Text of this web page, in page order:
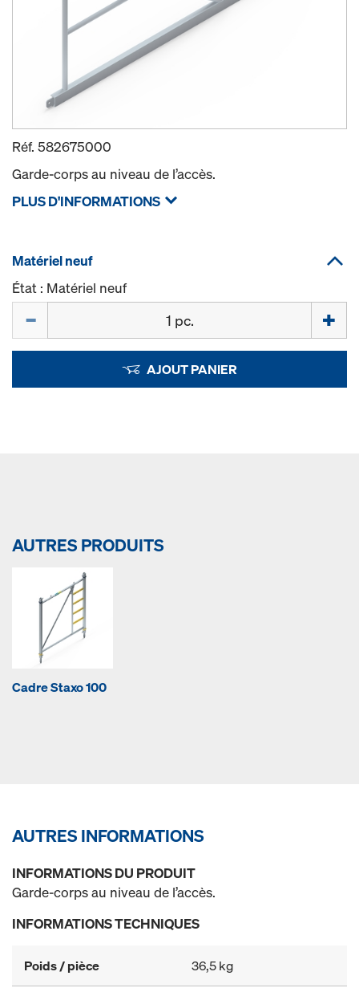
Réf. 582675000
Garde-corps au niveau de l’accès.
PLUS D'INFORMATIONS
Matériel neuf
État : Matériel neuf
AJOUT PANIER
AUTRES PRODUITS
Cadre Staxo 100
AUTRES INFORMATIONS
INFORMATIONS DU PRODUIT
Garde-corps au niveau de l’accès.
INFORMATIONS TECHNIQUES
Poids / pièce 36,5 kg